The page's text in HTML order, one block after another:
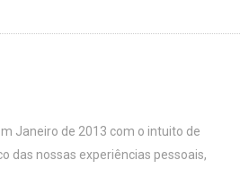
Janeiro de 2013 com o intuito de
das nossas experiências pessoais,